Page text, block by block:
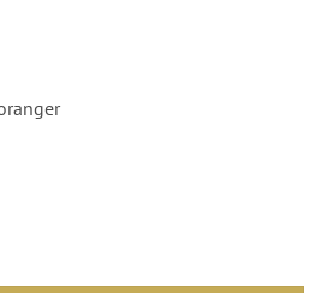
10ml - RP Paris